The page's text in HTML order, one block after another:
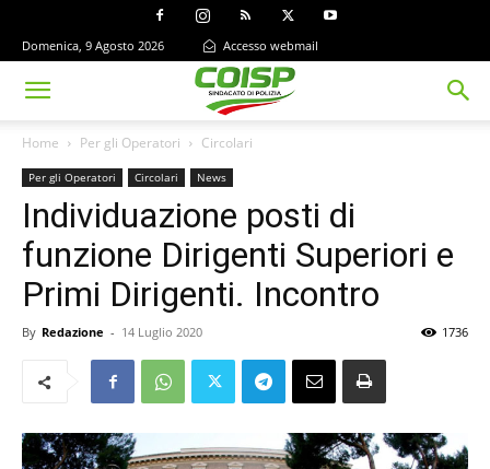
Domenica, 9 Agosto 2026 Accesso webmail
Home Per gli Operatori Circolari
Per gli Operatori Circolari News
Individuazione posti di
funzione Dirigenti Superiori e
Primi Dirigenti. Incontro
By Redazione - 14 Luglio 2020 1736